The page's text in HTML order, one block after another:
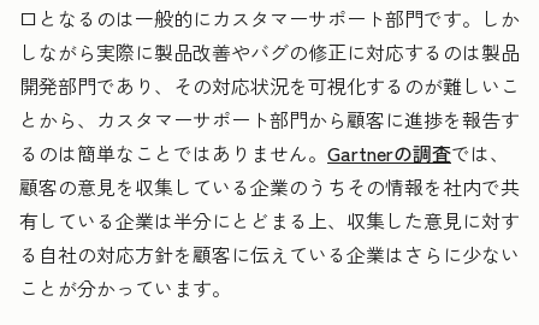
口となるのは一般的にカスタマーサポート部門です。しか
しながら実際に製品改善やバグの修正に対応するのは製品
開発部門であり、その対応状況を可視化するのが難しいこ
とから、カスタマーサポート部門から顧客に進捗を報告す
るのは簡単なことではありません。 Gartnerの調査では、
顧客の意見を収集している企業のうちその情報を社内で共
有している企業は半分にとどまる上、収集した意見に対す
る自社の対応方針を顧客に伝えている企業はさらに少ない
ことが分かっています。